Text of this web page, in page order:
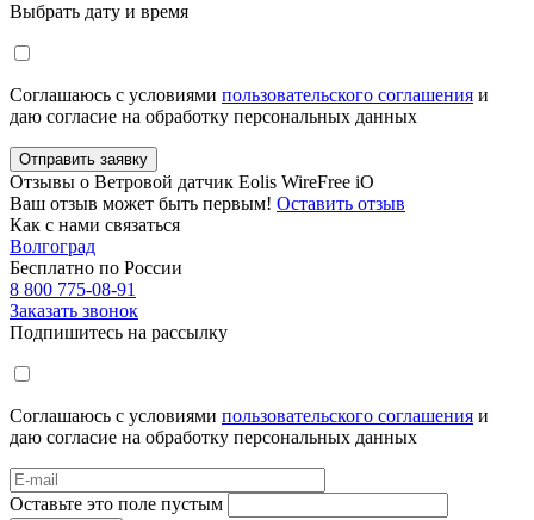
Выбрать дату и время
Соглашаюсь с условиями пользовательского соглашения и
даю согласие на обработку персональных данных
Отправить заявку
Отзывы о Ветровой датчик Eolis WireFree iO
Ваш отзыв может быть первым! Оставить отзыв
Как с нами связаться
Волгоград
Бесплатно по России
8 800 775-08-91
Заказать звонок
Подпишитесь на рассылку
Соглашаюсь с условиями пользовательского соглашения и
даю согласие на обработку персональных данных
Оставьте это поле пустым